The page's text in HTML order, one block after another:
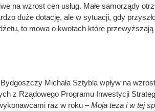
na wzrost cen usług. Małe samorządy
duże dotację, ale w sytuacji, gdy
to mowa o kwotach które
Michała Sztybla wpływ na
z Rządowego Programu Inwestycji
raz w roku –Moja teza i w tej